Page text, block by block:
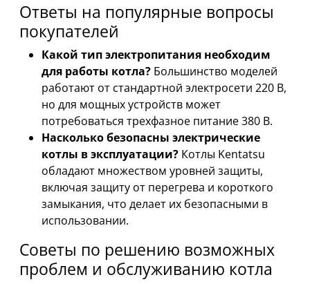
Ответы на популярные вопросы
покупателей
Какой тип электропитания необходим
для работы котла? Большинство моделей
работают от стандартной электросети 220 В,
но для мощных устройств может
потребоваться трехфазное питание 380 В.
Насколько безопасны электрические
котлы в эксплуатации? Котлы Kentatsu
обладают множеством уровней защиты,
включая защиту от перегрева и короткого
замыкания, что делает их безопасными в
использовании.
Советы по решению возможных
проблем и обслуживанию котла